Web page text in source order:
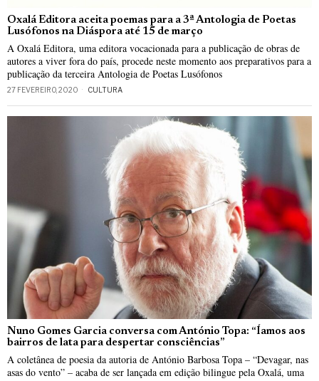
Oxalá Editora aceita poemas para a 3ª Antologia de Poetas
Lusófonos na Diáspora até 15 de março
A Oxalá Editora, uma editora vocacionada para a publicação de obras de
autores a viver fora do país, procede neste momento aos preparativos para a
publicação da terceira Antologia de Poetas Lusófonos
27 FEVEREIRO, 2020 CULTURA
Nuno Gomes Garcia conversa com António Topa: “Íamos aos
bairros de lata para despertar consciências”
A coletânea de poesia da autoria de António Barbosa Topa – “Devagar, nas
asas do vento” – acaba de ser lançada em edição bilingue pela Oxalá, uma